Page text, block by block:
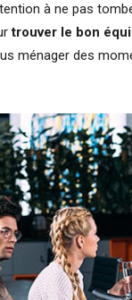
à ne pas
trouver le bon
ménager des